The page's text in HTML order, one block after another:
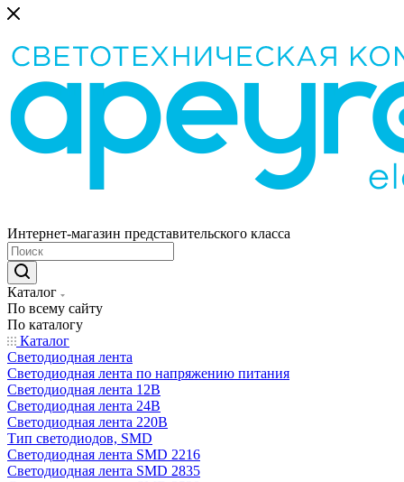
Интернет-магазин представительского класса
Каталог
По всему сайту
По каталогу
Каталог
Светодиодная лента
Светодиодная лента по напряжению питания
Светодиодная лента 12В
Светодиодная лента 24В
Светодиодная лента 220В
Тип светодиодов, SMD
Cветодиодная лента SMD 2216
Светодиодная лента SMD 2835